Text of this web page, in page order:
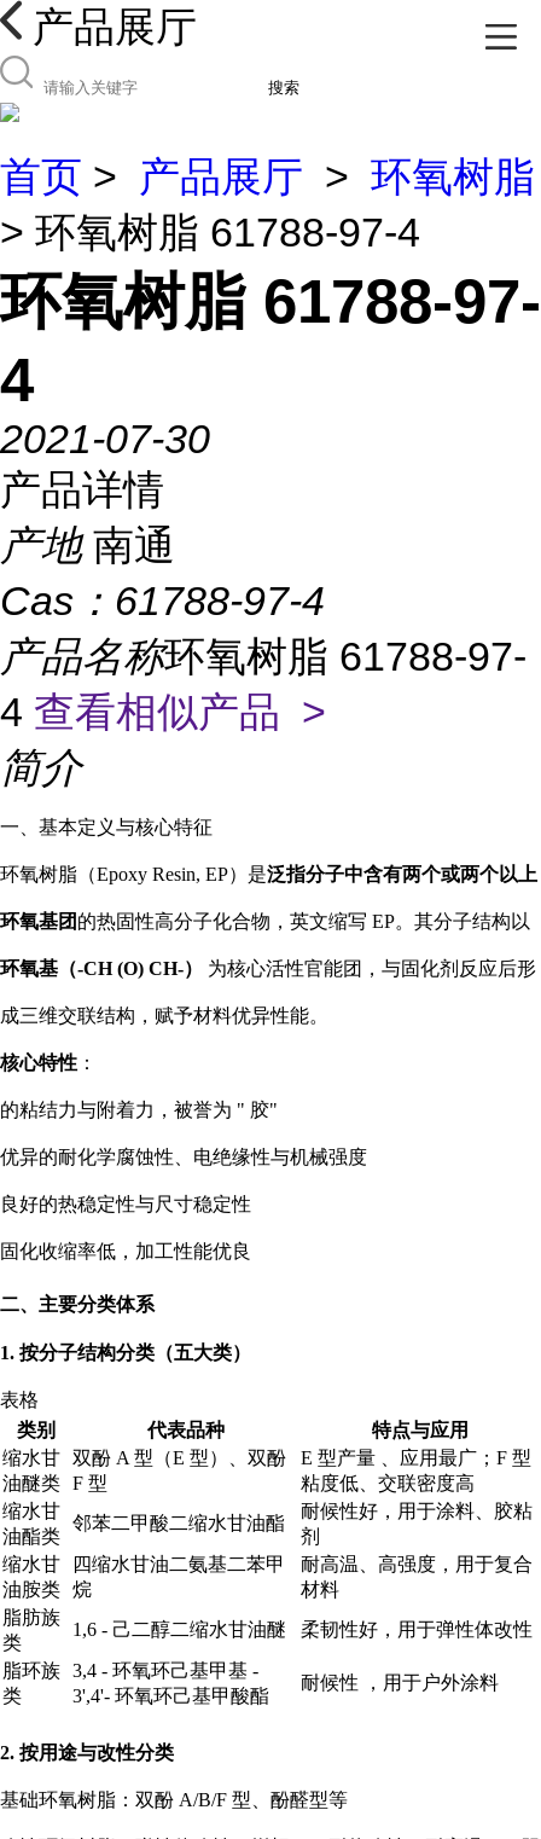
产品展厅
搜索
首页 > 产品展厅 > 环氧树脂
> 环氧树脂 61788-97-4
环氧树脂 61788-97-
4
2021-07-30
产品详情
产地 南通
Cas： 61788-97-4
产品名称环氧树脂 61788-97-
4 查看相似产品 >
简介
一、基本定义与核心特征
环氧树脂（Epoxy Resin, EP）是泛指分子中含有两个或两个以上
环氧基团 的热固性高分子化合物，英文缩写 EP。其分子结构以
环氧基（-CH (O) CH-） 为核心活性官能团，与固化剂反应后形
成三维交联结构，赋予材料优异性能。
核心特性 ：
的粘结力与附着力，被誉为 " 胶"
优异的耐化学腐蚀性、电绝缘性与机械强度
良好的热稳定性与尺寸稳定性
固化收缩率低，加工性能优良
二、主要分类体系
1. 按分子结构分类（五大类）
表格
类别
代表品种
特点与应用
缩水甘
油醚类
双酚 A 型（E 型）、双酚
F 型
E 型产量 、应用最广；F 型
粘度低、交联密度高
缩水甘
油酯类
邻苯二甲酸二缩水甘油酯
耐候性好，用于涂料、胶粘
剂
缩水甘
油胺类
四缩水甘油二氨基二苯甲
烷
耐高温、高强度，用于复合
材料
脂肪族
类
1,6 - 己二醇二缩水甘油醚
柔韧性好，用于弹性体改性
脂环族
类
3,4 - 环氧环己基甲基 -
3',4'- 环氧环己基甲酸酯
耐候性 ，用于户外涂料
2. 按用途与改性分类
基础环氧树脂：双酚 A/B/F 型、酚醛型等